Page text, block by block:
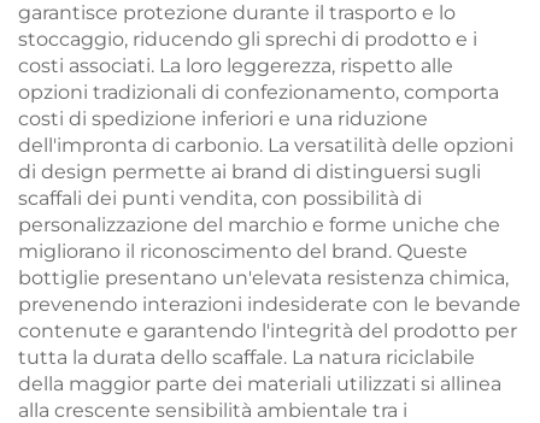
garantisce protezione durante il trasporto e lo
stoccaggio, riducendo gli sprechi di prodotto e i
costi associati. La loro leggerezza, rispetto alle
opzioni tradizionali di confezionamento, comporta
costi di spedizione inferiori e una riduzione
dell'impronta di carbonio. La versatilità delle opzioni
di design permette ai brand di distinguersi sugli
scaffali dei punti vendita, con possibilità di
personalizzazione del marchio e forme uniche che
migliorano il riconoscimento del brand. Queste
bottiglie presentano un'elevata resistenza chimica,
prevenendo interazioni indesiderate con le bevande
contenute e garantendo l'integrità del prodotto per
tutta la durata dello scaffale. La natura riciclabile
della maggior parte dei materiali utilizzati si allinea
alla crescente sensibilità ambientale tra i